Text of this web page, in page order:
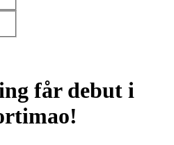
får debut i